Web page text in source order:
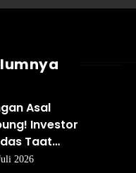
Asal
Investor
Taat…
2026